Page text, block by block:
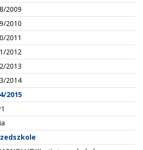
2009
2010
2011
2012
2013
2014
2015